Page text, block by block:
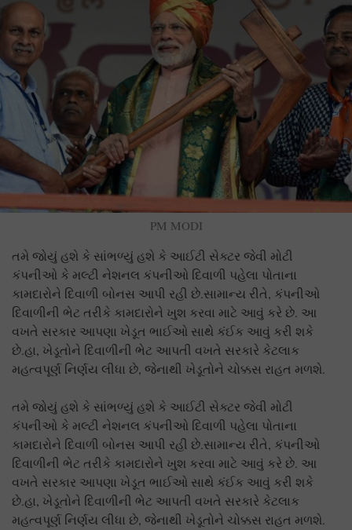
PM MODI
તમે જોયું હશે કે સાંભળ્યું હશે કે આઈટી સેક્ટર જેવી મોટી
કંપનીઓ કે મલ્ટી નેશનલ કંપનીઓ દિવાળી પહેલા પોતાના
કામદારોને દિવાળી બોનસ આપી રહી છે.સામાન્ય રીતે, કંપનીઓ
દિવાળીની ભેટ તરીકે કામદારોને ખુશ કરવા માટે આવું કરે છે. આ
વખતે સરકાર આપણા ખેડૂત ભાઈઓ સાથે કંઈક આવું કરી શકે
છે.હા, ખેડૂતોને દિવાળીની ભેટ આપતી વખતે સરકારે કેટલાક
મહત્વપૂર્ણ નિર્ણય લીધા છે, જેનાથી ખેડૂતોને ચોક્કસ રાહત મળશે.
તમે જોયું હશે કે સાંભળ્યું હશે કે આઈટી સેક્ટર જેવી મોટી
કંપનીઓ કે મલ્ટી નેશનલ કંપનીઓ દિવાળી પહેલા પોતાના
કામદારોને દિવાળી બોનસ આપી રહી છે.સામાન્ય રીતે, કંપનીઓ
દિવાળીની ભેટ તરીકે કામદારોને ખુશ કરવા માટે આવું કરે છે. આ
વખતે સરકાર આપણા ખેડૂત ભાઈઓ સાથે કંઈક આવું કરી શકે
છે.હા, ખેડૂતોને દિવાળીની ભેટ આપતી વખતે સરકારે કેટલાક
મહત્વપૂર્ણ નિર્ણય લીધા છે, જેનાથી ખેડૂતોને ચોક્કસ રાહત મળશે.